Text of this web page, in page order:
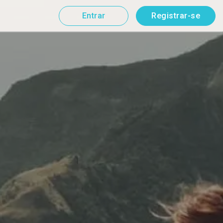
Entrar Registrar-se